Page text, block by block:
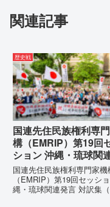
関連記事
歴史戦
国連先住民族権利専
構（EMRIP）第19回
ション 沖縄・琉球関
言 対訳集（仮訳）
国連先住民族権利専門家機
（EMRIP）第19回セッシ
縄・琉球関連発言 対訳集